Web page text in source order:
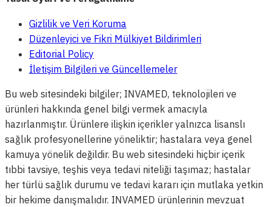
Gizlilik ve Veri Koruma
Düzenleyici ve Fikri Mülkiyet Bildirimleri
Editorial Policy
İletişim Bilgileri ve Güncellemeler
Bu web sitesindeki bilgiler; INVAMED, teknolojileri ve
ürünleri hakkında genel bilgi vermek amacıyla
hazırlanmıştır. Ürünlere ilişkin içerikler yalnızca lisanslı
sağlık profesyonellerine yöneliktir; hastalara veya genel
kamuya yönelik değildir. Bu web sitesindeki hiçbir içerik
tıbbi tavsiye, teşhis veya tedavi niteliği taşımaz; hastalar
her türlü sağlık durumu ve tedavi kararı için mutlaka yetkin
bir hekime danışmalıdır. INVAMED ürünlerinin mevzuat